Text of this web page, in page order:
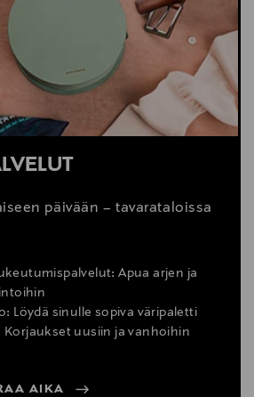
päivään – tavarataloissa
Apua arjen ja
Löydä sinulle sopiva väripaletti
Korjaukset uusiin ja vanhoihin
AIKA